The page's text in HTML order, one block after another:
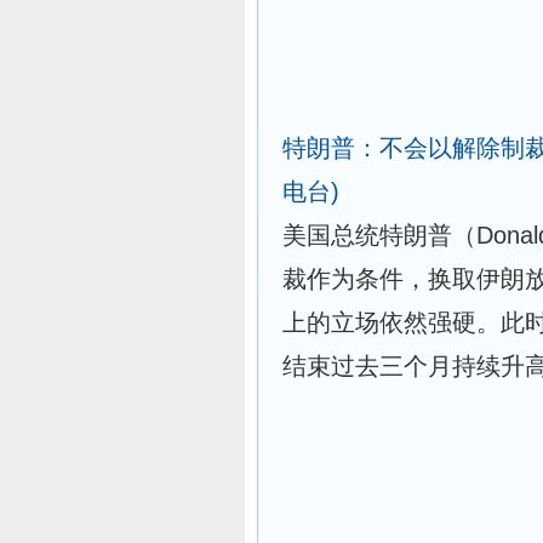
特朗普：不会以解除制
电台)
美国总统特朗普（
裁作为条件，换取伊朗
上的立场依然强硬。此
结束过去三个月持续升